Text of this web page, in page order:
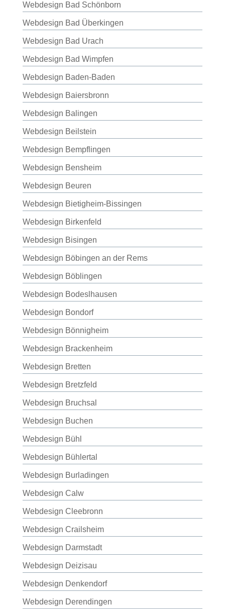
Webdesign Bad Schönborn
Webdesign Bad Überkingen
Webdesign Bad Urach
Webdesign Bad Wimpfen
Webdesign Baden-Baden
Webdesign Baiersbronn
Webdesign Balingen
Webdesign Beilstein
Webdesign Bempflingen
Webdesign Bensheim
Webdesign Beuren
Webdesign Bietigheim-Bissingen
Webdesign Birkenfeld
Webdesign Bisingen
Webdesign Böbingen an der Rems
Webdesign Böblingen
Webdesign Bodeslhausen
Webdesign Bondorf
Webdesign Bönnigheim
Webdesign Brackenheim
Webdesign Bretten
Webdesign Bretzfeld
Webdesign Bruchsal
Webdesign Buchen
Webdesign Bühl
Webdesign Bühlertal
Webdesign Burladingen
Webdesign Calw
Webdesign Cleebronn
Webdesign Crailsheim
Webdesign Darmstadt
Webdesign Deizisau
Webdesign Denkendorf
Webdesign Derendingen